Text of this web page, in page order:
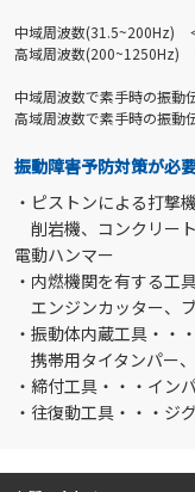
中域周波数(31.5~200Hz)
高域周波数(200~1250Hz)
中域周波数で素手時の振動
高域周波数で素手時の振動
振動障害予防対策が必
・ピストンによる打撃
削岩機、コンクリー
電動ハンマー
・内燃機関を有する工
エンジンカッター、
・振動体内蔵工具・・・
携帯用タイタンパー
・締付工具・・・イン
・往復動工具・・・ジ